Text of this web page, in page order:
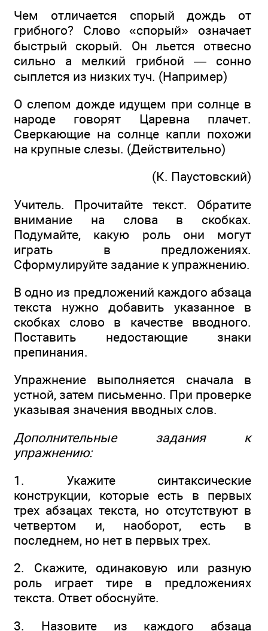
Чем отличается спорый дождь от
грибного? Слово «спорый» означает
быстрый скорый. Он льется отвесно
сильно а мелкий грибной — сонно
сыплется из низких туч. (Например)
О слепом дожде идущем при солнце в
народе говорят Царевна плачет.
Сверкающие на солнце капли похожи
на крупные слезы. (Действительно)
(К. Паустовский)
Учитель. Прочитайте текст. Обратите
внимание на слова в скобках.
Подумайте, какую роль они могут
играть в предложениях.
Сформулируйте задание к упражнению.
В одно из предложений каждого абзаца
текста нужно добавить указанное в
скобках слово в качестве вводного.
Поставить недостающие знаки
препинания.
Упражнение выполняется сначала в
устной, затем письменно. При проверке
указывая значения вводных слов.
Дополнительные задания к
упражнению:
1. Укажите синтаксические
конструкции, которые есть в первых
трех абзацах текста, но отсутствуют в
четвертом и, наоборот, есть в
последнем, но нет в первых трех.
2. Скажите, одинаковую или разную
роль играет тире в предложениях
текста. Ответ обоснуйте.
3. Назовите из каждого абзаца